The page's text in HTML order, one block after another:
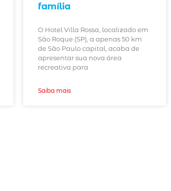
família
O Hotel Villa Rossa, localizado em
São Roque (SP), a apenas 50 km
de São Paulo capital, acaba de
apresentar sua nova área
recreativa para
Saiba mais